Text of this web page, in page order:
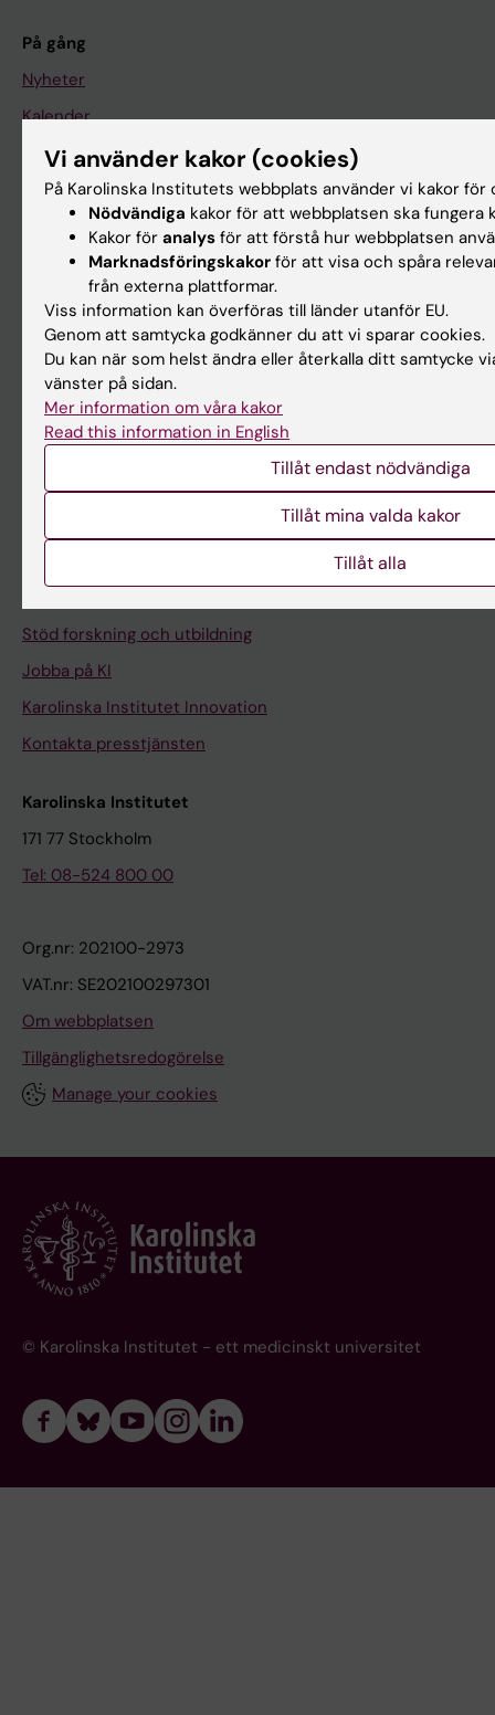
På gång
Nyheter
Kalender
Student
Studentmejlen
Kurs- och programwebbar
Student på KI
Medarbetarportalen
Stöd forskning och utbildning
Jobba på KI
Karolinska Institutet Innovation
Kontakta presstjänsten
Karolinska Institutet
171 77 Stockholm
Tel: 08-524 800 00
Org.nr: 202100-2973
VAT.nr: SE202100297301
Om webbplatsen
Tillgänglighetsredogörelse
Manage your cookies
© Karolinska Institutet - ett medicinskt universitet
Vi använder kakor (cookies)
På Karolinska Institutets webbplats använder vi kakor för
Nödvändiga kakor för att webbplatsen ska fungera
Kakor för analys för att förstå hur webbplatsen
Marknadsföringskakor för att visa och spåra
från externa plattformar.
Viss information kan överföras till länder utanför EU.
Genom att samtycka godkänner du att vi sparar cookies.
Du kan när som helst ändra eller återkalla ditt samtycke
vänster på sidan.
Mer information om våra kakor
Read this information in English
Tillåt endast nödvändiga
Tillåt mina valda kakor
Tillåt alla